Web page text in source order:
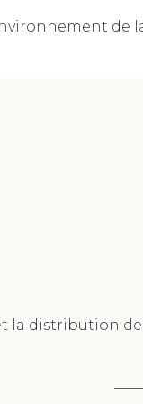
de
distribution